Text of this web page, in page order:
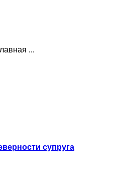
...
супруга